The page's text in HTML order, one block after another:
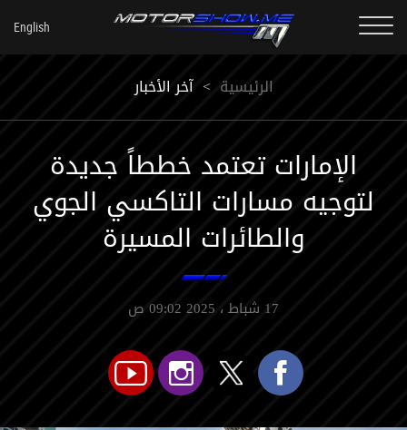
الرئيسية < آخر الأخبار
الإمارات تعتمد خططاً جديدة
لتوجيه مسارات التاكسي الجوي
والطائرات المسيرة
17 شباط ، 2025 09:02 ص